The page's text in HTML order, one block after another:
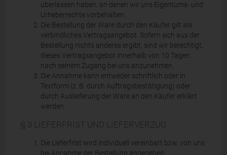
überlassen haben, an denen wir uns Eigentums- und
Urheberrechte vorbehalten.
Die Bestellung der Ware durch den Käufer gilt als
verbindliches Vertragsangebot. Sofern sich aus der
Bestellung nichts anderes ergibt, sind wir berechtigt,
dieses Vertragsangebot innerhalb von 10 Tagen
nach seinem Zugang bei uns anzunehmen.
Die Annahme kann entweder schriftlich oder in
Textform (z. B. durch Auftragsbestätigung) oder
durch Auslieferung der Ware an den Käufer erklärt
werden.
§ 3 LIEFERFRIST UND LIEFERVERZUG
Die Lieferfrist wird individuell vereinbart bzw. von uns
bei Annahme der Bestellung angegeben.